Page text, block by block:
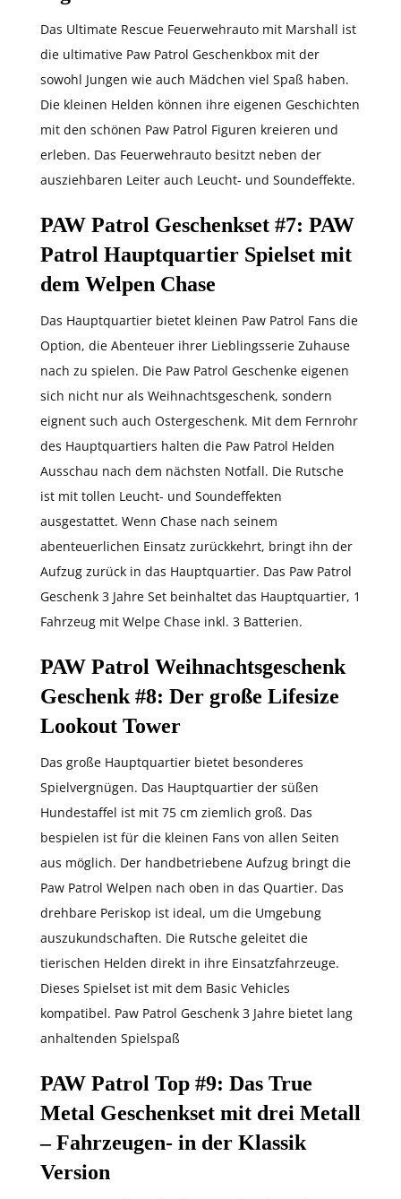
Das Ultimate Rescue Feuerwehrauto mit Marshall ist
die ultimative Paw Patrol Geschenkbox mit der
sowohl Jungen wie auch Mädchen viel Spaß haben.
Die kleinen Helden können ihre eigenen Geschichten
mit den schönen Paw Patrol Figuren kreieren und
erleben. Das Feuerwehrauto besitzt neben der
ausziehbaren Leiter auch Leucht- und Soundeffekte.
PAW Patrol Geschenkset #7: PAW
Patrol Hauptquartier Spielset mit
dem Welpen Chase
Das Hauptquartier bietet kleinen Paw Patrol Fans die
Option, die Abenteuer ihrer Lieblingsserie Zuhause
nach zu spielen. Die Paw Patrol Geschenke eigenen
sich nicht nur als Weihnachtsgeschenk, sondern
eignent such auch Ostergeschenk. Mit dem Fernrohr
des Hauptquartiers halten die Paw Patrol Helden
Ausschau nach dem nächsten Notfall. Die Rutsche
ist mit tollen Leucht- und Soundeffekten
ausgestattet. Wenn Chase nach seinem
abenteuerlichen Einsatz zurückkehrt, bringt ihn der
Aufzug zurück in das Hauptquartier. Das Paw Patrol
Geschenk 3 Jahre Set beinhaltet das Hauptquartier, 1
Fahrzeug mit Welpe Chase inkl. 3 Batterien.
PAW Patrol Weihnachtsgeschenk
Geschenk #8: Der große Lifesize
Lookout Tower
Das große Hauptquartier bietet besonderes
Spielvergnügen. Das Hauptquartier der süßen
Hundestaffel ist mit 75 cm ziemlich groß. Das
bespielen ist für die kleinen Fans von allen Seiten
aus möglich. Der handbetriebene Aufzug bringt die
Paw Patrol Welpen nach oben in das Quartier. Das
drehbare Periskop ist ideal, um die Umgebung
auszukundschaften. Die Rutsche geleitet die
tierischen Helden direkt in ihre Einsatzfahrzeuge.
Dieses Spielset ist mit dem Basic Vehicles
kompatibel. Paw Patrol Geschenk 3 Jahre bietet lang
anhaltenden Spielspaß
PAW Patrol Top #9: Das True
Metal Geschenkset mit drei Metall
– Fahrzeugen- in der Klassik
Version